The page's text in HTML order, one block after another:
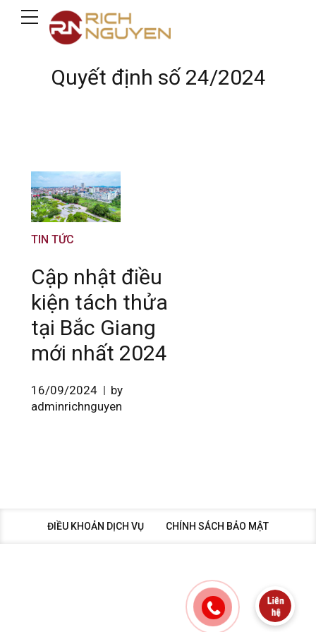
Quyết định số 24/2024
TIN TỨC
Cập nhật điều
kiện tách thửa
tại Bắc Giang
mới nhất 2024
16/09/2024
by
adminrichnguyen
ĐIỀU KHOẢN DỊCH VỤ CHÍNH SÁCH BẢO MẬT